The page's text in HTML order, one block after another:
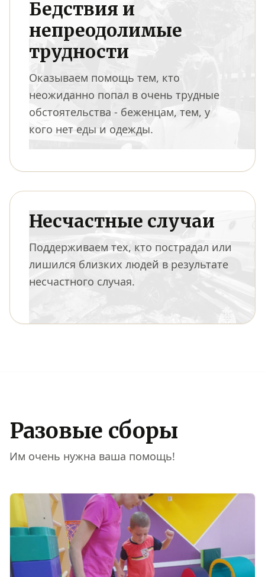
Бедствия и
непреодолимые
трудности
Оказываем помощь тем, кто
неожиданно попал в очень трудные
обстоятельства - беженцам, тем, у
кого нет еды и одежды.
Несчастные случаи
Поддерживаем тех, кто пострадал или
лишился близких людей в результате
несчастного случая.
Разовые сборы
Им очень нужна ваша помощь!